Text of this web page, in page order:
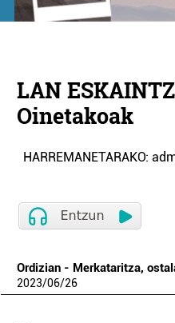
LAN
Oinetakoak
HARREMANETARAKO:
Ordizian - Merkataritza,
2023/06/26